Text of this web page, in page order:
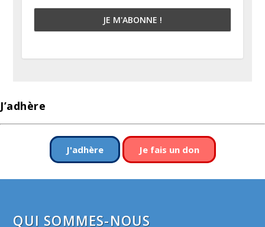
J’adhère
J'adhère Je fais un don
QUI SOMMES-NOUS